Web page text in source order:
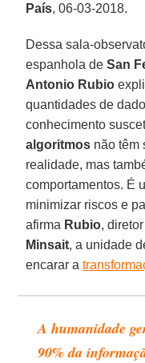
País, 06-03-2018.
Dessa sala-
espanhola de San
Antonio Rubio
quantidades de
conhecimento
algoritmos não têm
realidade, mas
comportamentos. É
minimizar riscos e
afirma Rubio,
Minsait, a unidade
encarar a
A humanidade
90% da